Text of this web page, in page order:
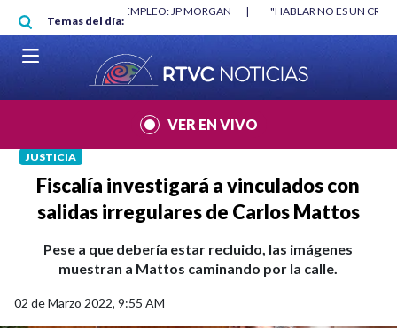
Pasar al contenido principal
Temas del día:
"HABLAR NO ES UN CRIMEN": CARTA DE BETO CORAL |
VER EN VIVO
JUSTICIA
Fiscalía investigará a vinculados con
salidas irregulares de Carlos Mattos
Pese a que debería estar recluido, las imágenes
muestran a Mattos caminando por la calle.
02 de Marzo 2022, 9:55 AM